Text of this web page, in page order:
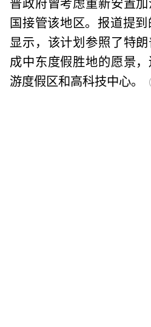
国接管该地区。报道提
显示，该计划参照了特
成中东度假胜地的愿景
游度假区和高科技中心。